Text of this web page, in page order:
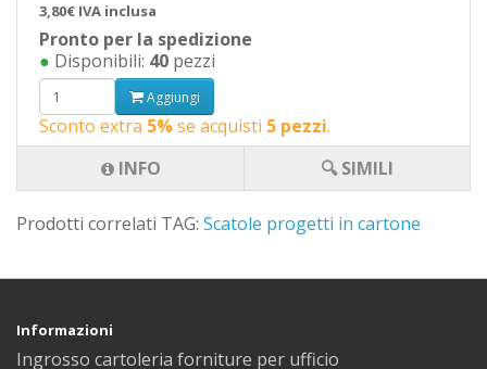
3,80€ IVA inclusa
Pronto per la spedizione
● Disponibili: 40 pezzi
Aggiungi
Sconto extra 5%se acquisti 5 pezzi.
INFO
🔍 SIMILI
Prodotti correlati TAG: Scatole progetti in cartone
Informazioni
Ingrosso cartoleria forniture per ufficio